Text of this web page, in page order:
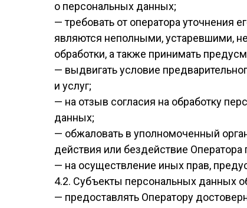
о персональных данных;
— требовать от оператора уточнения
являются неполными, устаревшими,
обработки, а также принимать
— выдвигать условие
и услуг;
— на отзыв согласия на обработку
данных;
— обжаловать в уполномоченный
действия или бездействие
— на осуществление иных прав,
4.2. Субъекты персональных данных
— предоставлять Оператору